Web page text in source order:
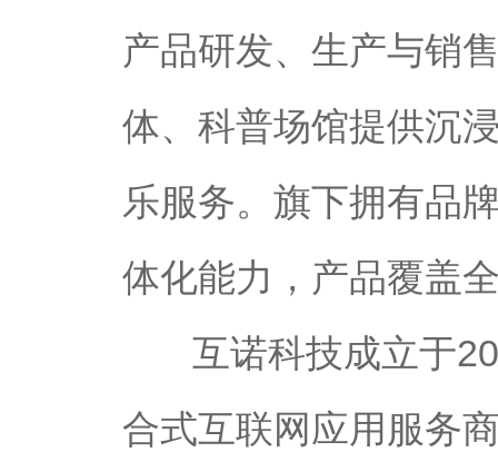
产品研发、生产与销
体、科普场馆提供沉
乐服务。旗下拥有品
体化能力，产品覆盖
互诺科技成立于
合式互联网应用服务